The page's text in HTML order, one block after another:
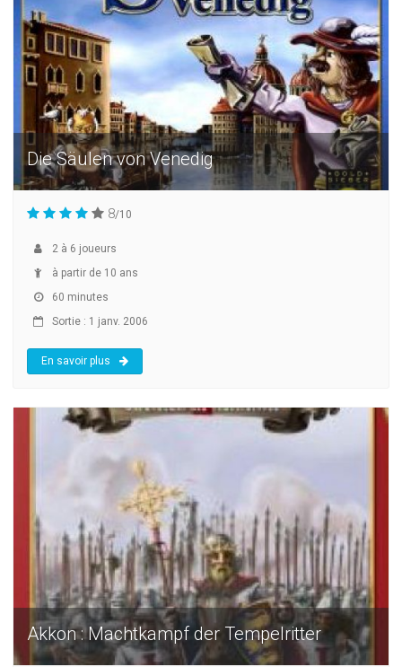
Die Säulen von Venedig
8/10
2 à 6 joueurs
à partir de 10 ans
60 minutes
Sortie : 1 janv. 2006
En savoir plus
Akkon : Machtkampf der Tempelritter